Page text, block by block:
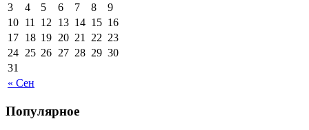
« Сен
3
4 5 6 7 8
9
10 11 12 13 14 15 16
17 18 19 20 21 22 23
24 25 26 27 28 29 30
31
Популярное